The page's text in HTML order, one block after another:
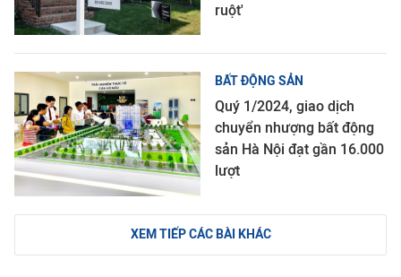
ruột'
BẤT ĐỘNG SẢN
Quý 1/2024, giao dịch
chuyển nhượng bất động
sản Hà Nội đạt gần 16.000
lượt
XEM TIẾP CÁC BÀI KHÁC